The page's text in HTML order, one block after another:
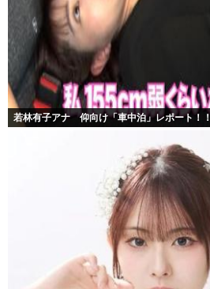
若林有子アナ 仰向け「車中泊」レポート！！